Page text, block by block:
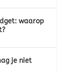
waarop
je niet